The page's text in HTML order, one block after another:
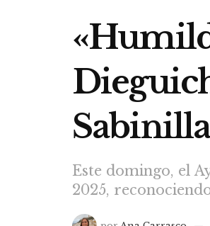
Este domingo, el
2025,